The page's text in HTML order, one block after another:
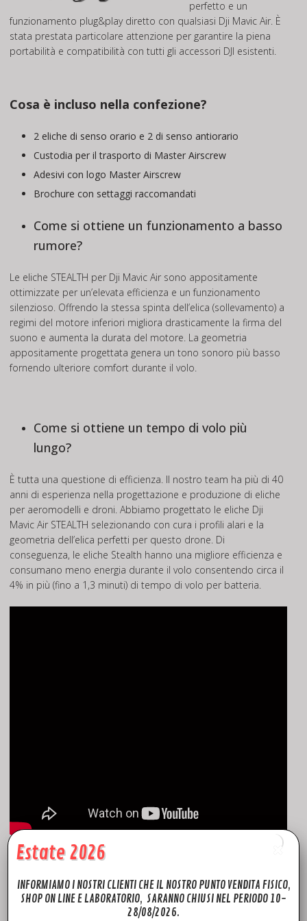
perfetto e un
funzionamento plug&play diretto con qualsiasi Dji Mavic Air. È
stata prestata particolare attenzione per garantire la piena
portabilità e compatibilità con tutti gli accessori DJI esistenti.
Cosa è incluso nella confezione?
2 eliche di senso orario e 2 di senso antiorario
Custodia per il trasporto di Master Airscrew
Adesivi con logo Master Airscrew
Brochure con settaggi raccomandati
Come si ottiene un funzionamento a basso
rumore?
Le eliche STEALTH per Dji Mavic Air sono appositamente
ottimizzate per un’elevata efficienza e un funzionamento
silenzioso. Offrendo la stessa spinta dell’elica (sollevamento) a
regimi del motore inferiori migliora drasticamente la firma del
suono e aumenta la durata del motore. La geometria
appositamente progettata genera un tono sonoro più basso
fornendo ulteriore comfort durante il volo.
Come si ottiene un tempo di volo più
lungo?
È tutta una questione di efficienza. Il nostro team ha più di 40
anni di esperienza nella progettazione e produzione di eliche
per aeromodelli e droni. Abbiamo progettato le eliche Dji
Mavic Air STEALTH selezionando con cura i profili alari e la
geometria dell’elica perfetti per questo drone. Di
conseguenza, le eliche Stealth hanno una migliore efficienza e
consumano meno energia durante il volo consentendo circa il
4% in più (fino a 1,3 minuti) di tempo di volo per batteria.
Fabbricato negli USA!
Master Airscrew è uno dei pochi produttori di aeromodelli e
droni con sede negli Stati Uniti. Il loro stabilimento di
Estate 2026
INFORMIAMO I NOSTRI CLIENTI CHE IL NOSTRO PUNTO VENDITA FISICO,
SHOP ON LINE E LABORATORIO, SARANNO CHIUSI NEL PERIODO 10-
28/08/2026.